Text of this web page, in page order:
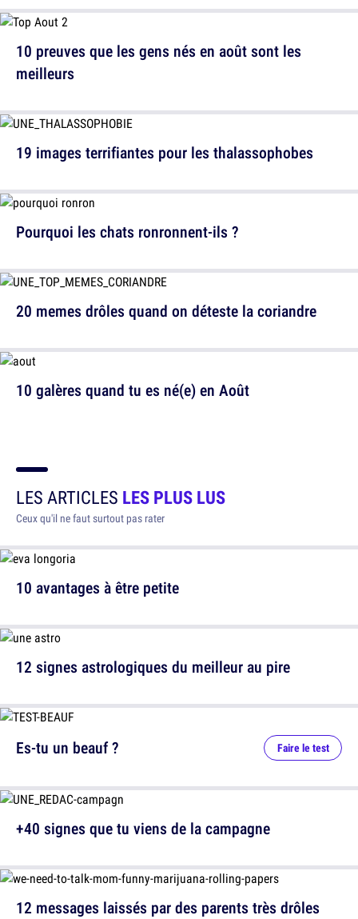
19 images terrifiantes pour les thalassophobes
20 memes drôles quand on déteste la coriandre
10 preuves que les gens nés en août sont les
meilleurs
Pourquoi les chats ronronnent-ils ?
10 galères quand tu es né(e) en Août
LES ARTICLES LES PLUS LUS
Ceux qu'il ne faut surtout pas rater
10 avantages à être petite
12 signes astrologiques du meilleur au pire
12 messages laissés par des parents très drôles
Es-tu un beauf ? Faire le test
+40 signes que tu viens de la campagne